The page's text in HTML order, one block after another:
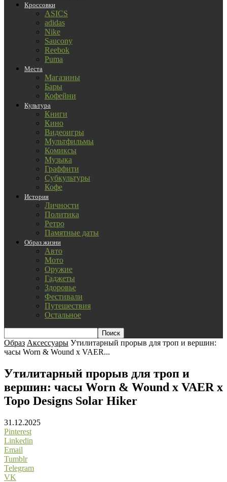
Кроссовки
ASICS
adidas
Nike
Saucony
Reebok
Puma
Места
Магазины
Бары
Кофейни
Культура
Книги
Кино
Видеоигры
Мультфильмы
Комиксы
Музыка
Граффити
Субкультуры
Кофе
История
Личности
Политика
Ретро
Памятные даты
Образ жизни
Авто
Мото
Оружие
Гаджеты
Здоровье
Фестивали
Путешествия
Остальное
Образ Аксессуары Утилитарный прорыв для троп и вершин:
часы Worn & Wound x VAER...
Утилитарный прорыв для троп и
вершин: часы Worn & Wound x VAER x
Topo Designs Solar Hiker
31.12.2025
Pinterest
Linkedin
Email
Tumblr
Telegram
VK